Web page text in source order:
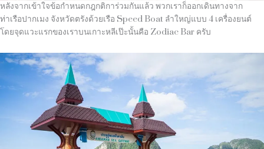
หลังจากเข้าใจข้อกำหนดกฎกติการ่วมกันแล้ว พวกเราก็ออกเดินทางจาก
ท่าเรือปากเมง จังหวัดตรังด้วยเรือ Speed Boat ลำใหญ่แบบ 4 เครื่องยนต์
โดยจุดแวะแรกของเราบนเกาะหลีเป๊ะนั้นคือ Zodiac Bar ครับ